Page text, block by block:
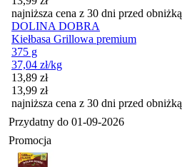
najniższa cena z 30 dni przed obniżką
DOLINA DOBRA
Kiełbasa Grillowa premium
375 g
37,04 zł/kg
Cena promocyjna
13,89 zł
13,99 zł
najniższa cena z 30 dni przed obniżką
Przydatny do 01-09-2026
Promocja